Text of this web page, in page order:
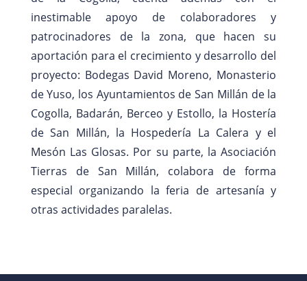
inestimable apoyo de colaboradores y
patrocinadores de la zona, que hacen su
aportación para el crecimiento y desarrollo del
proyecto: Bodegas David Moreno, Monasterio
de Yuso, los Ayuntamientos de San Millán de la
Cogolla, Badarán, Berceo y Estollo, la Hostería
de San Millán, la Hospedería La Calera y el
Mesón Las Glosas. Por su parte, la Asociación
Tierras de San Millán, colabora de forma
especial organizando la feria de artesanía y
otras actividades paralelas.